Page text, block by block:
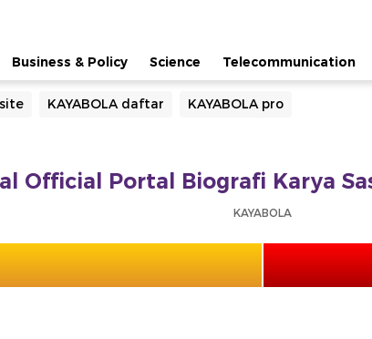
Business & Policy Science Telecommunication
KAYABOLA daftar KAYABOLA pro
Official Portal Biografi Karya
KAYABOLA